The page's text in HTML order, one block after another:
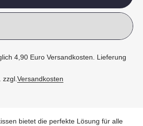
4,90 Euro Versandkosten. Lieferung
zzgl.Versandkosten
bietet die perfekte Lösung für alle